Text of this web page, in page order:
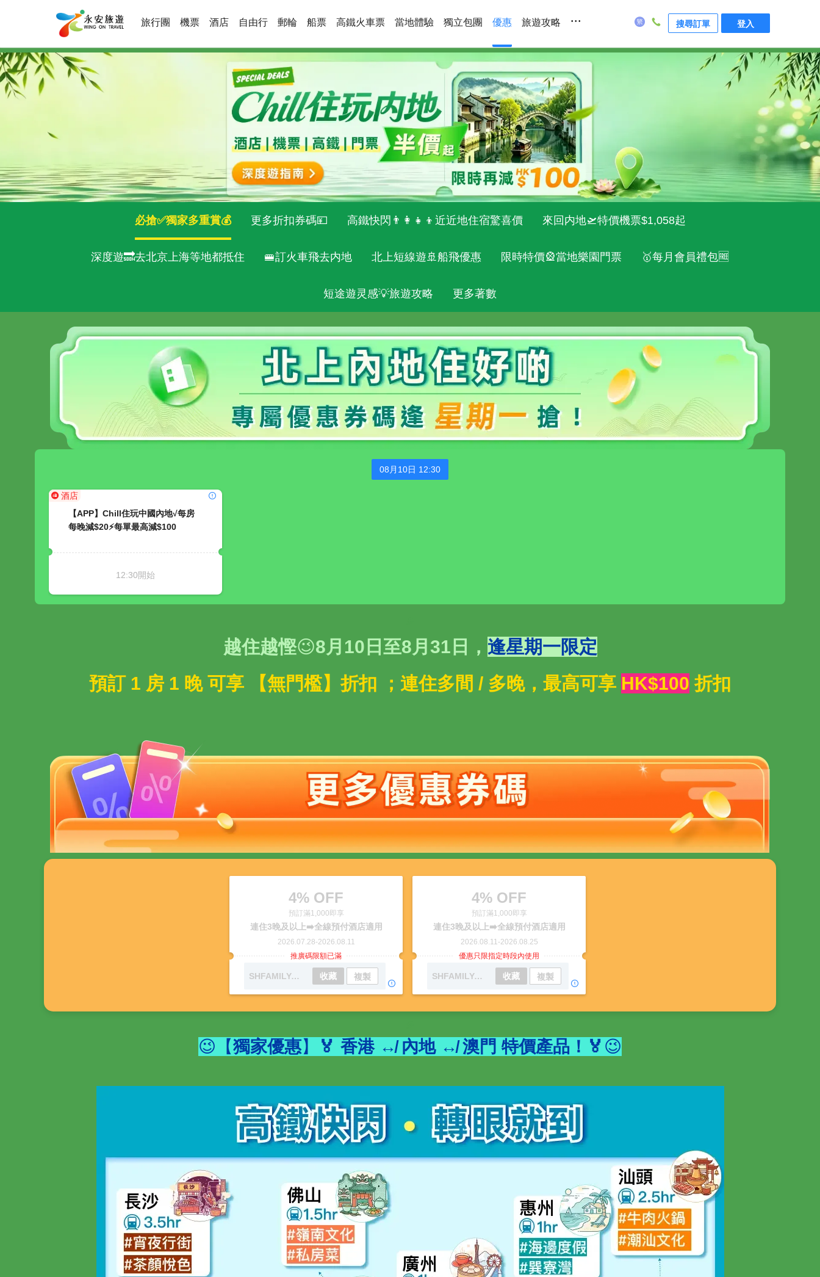
旅行團 機票 酒店 自由行 郵輪 船票 高鐵火車票 當地體驗 獨立包團 優惠 旅遊攻略 ... 搜尋訂單 登入
必搶✅獨家多重賞💰 更多折扣券碼💴 高鐵快閃👨‍👩‍👧‍👦近近地住宿驚喜價 來回内地🛫特價機票$1,058起
深度遊🔜去北京上海等地都抵住 🚝訂火車飛去内地 北上短線遊🚢船飛優惠 限時特價🎡當地樂園門票 🥇每月會員禮包🆓
短途遊灵感💡旅遊攻略 更多著數
08月10日 12:30
酒店
【APP】Chill住玩中國內地√每房
每晚減$20⚡每單最高減$100
12:30開始
越住越慳😉8月10日至8月31日， 逢星期一限定
預訂 1 房 1 晚 可享 【無門檻】折扣 ；連住多間 / 多晚，最高可享 HK$100 折扣
4% OFF
預訂滿1,000即享
連住3晚及以上➡️全線預付酒店適用
2026.07.28-2026.08.11
推廣碼限額已滿
SHFAMILYAUG01 收藏 複製
4% OFF
預訂滿1,000即享
連住3晚及以上➡️全線預付酒店適用
2026.08.11 -2026.08.25
優惠只限指定時段內使用
SHFAMILYAUG02 收藏 複製
😉【獨家優惠】 🏅 香港 ↮ 內地 ↮ 澳門 特價產品！🏅 😉